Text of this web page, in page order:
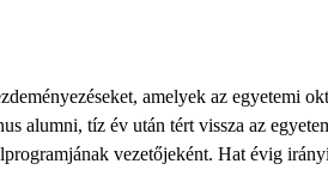
amelyek az egyetemi
alumni, tíz év után tért vissza az
vezetőjeként. Hat évig